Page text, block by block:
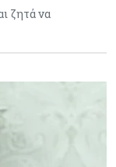
ζητά να